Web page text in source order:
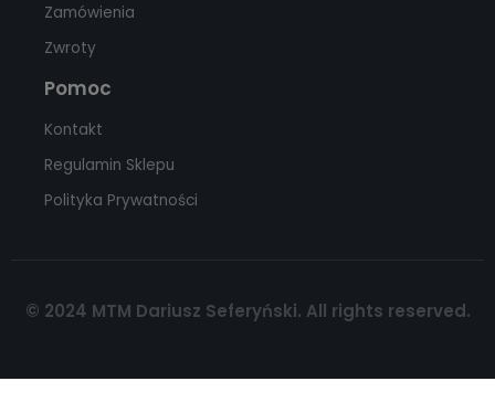
Zamówienia
Zwroty
Pomoc
Kontakt
Regulamin Sklepu
Polityka Prywatności
© 2024 MTM Dariusz Seferyński. All rights reserved.